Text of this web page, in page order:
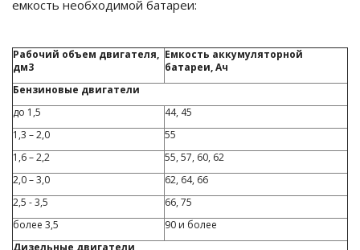
емкость необходимой батареи:
Рабочий объем двигателя,
дм3
Емкость аккумуляторной
батареи, Ач
Бензиновые двигатели
до 1,5
44, 45
1,3 – 2,0
55
1,6 – 2,2
55, 57, 60, 62
2,0 – 3,0
62, 64, 66
2,5 - 3,5
66, 75
более 3,5
90 и более
Дизельные двигатели